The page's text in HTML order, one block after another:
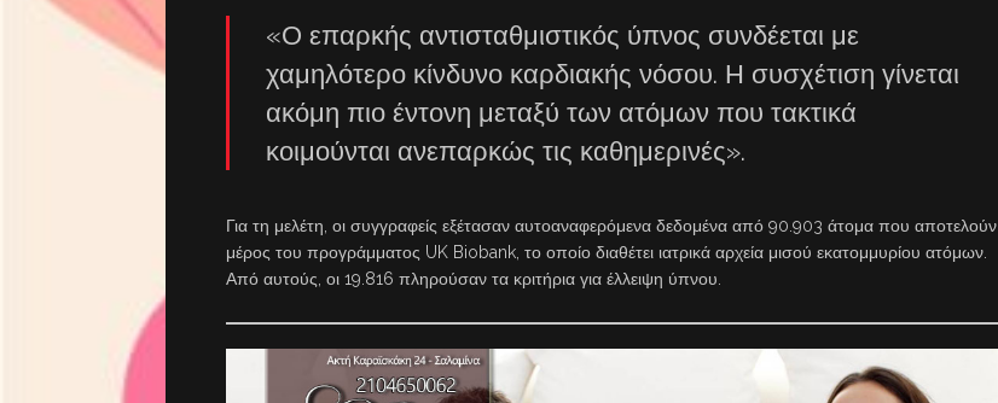
«Ο επαρκής αντισταθμιστικός ύπνος συνδέεται με
χαμηλότερο κίνδυνο καρδιακής νόσου. Η συσχέτιση γίνεται
ακόμη πιο έντονη μεταξύ των ατόμων που τακτικά
κοιμούνται ανεπαρκώς τις καθημερινές».
Για τη μελέτη, οι συγγραφείς εξέτασαν αυτοαναφερόμενα δεδομένα από 90.903 άτομα που αποτελούν
μέρος του προγράμματος UK Biobank, το οποίο διαθέτει ιατρικά αρχεία μισού εκατομμυρίου ατόμων.
Από αυτούς, οι 19.816 πληρούσαν τα κριτήρια για έλλειψη ύπνου.